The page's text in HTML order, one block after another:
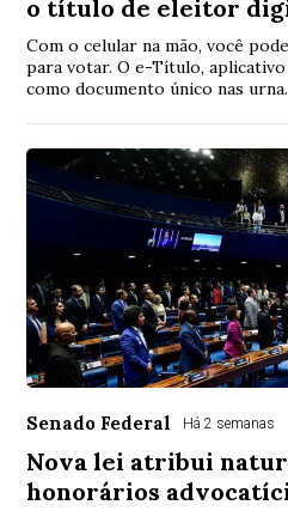
o título de eleitor
Com o celular na mão, você
para votar. O e-Título,
como documento único nas
Senado Federal Há 2 semanas
Nova lei atribui
honorários